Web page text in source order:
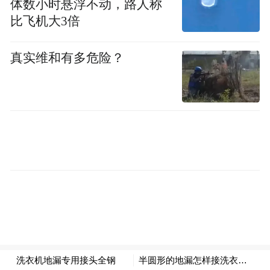
体数小时悬浮不动，路人称
比飞机大3倍
真实维和有多危险？